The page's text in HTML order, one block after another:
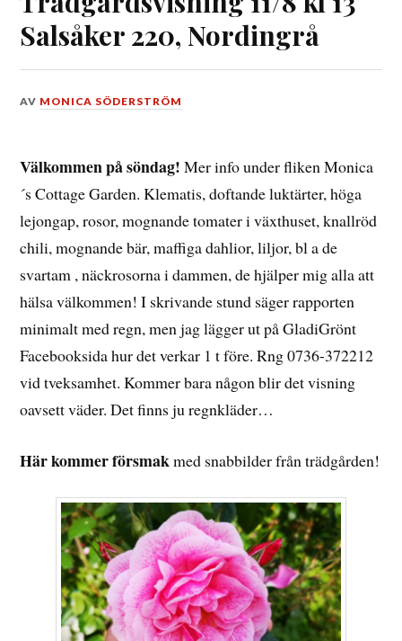
Salsåker 220, Nordingrå
DEN
2019
AV MONICA SÖDERSTRÖM
Välkommen på söndag! Mer info under fliken Monica
´s Cottage Garden. Klematis, doftande luktärter, höga
lejongap, rosor, mognande tomater i växthuset, knallröd
chili, mognande bär, maffiga dahlior, liljor, bl a de
svartam , näckrosorna i dammen, de hjälper mig alla att
hälsa välkommen! I skrivande stund säger rapporten
minimalt med regn, men jag lägger ut på GladiGrönt
Facebooksida hur det verkar 1 t före. Rng 0736-372212
vid tveksamhet. Kommer bara någon blir det visning
oavsett väder. Det finns ju regnkläder…
Här kommer försmakmed snabbilder från trädgården!